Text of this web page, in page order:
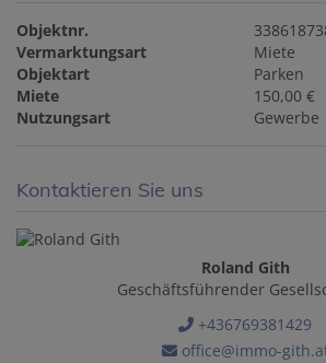
Objektnr.
Vermarktungsart
Miete
Objektart
Parken
Miete
150,00 €
Nutzungsart
Gewerbe
Kontaktieren Sie uns
Roland Gith
Geschäftsführender
+436769381429
office@immo-